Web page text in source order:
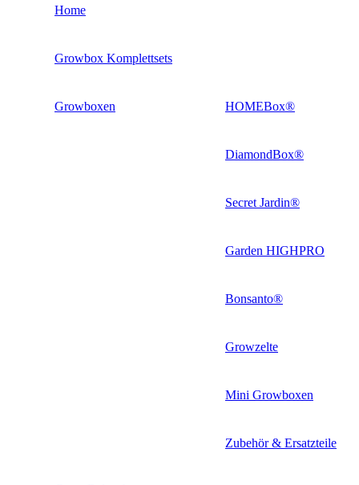
Home
Growbox Komplettsets
Growboxen HOMEBox®
DiamondBox®
Secret Jardin®
Garden HIGHPRO
Bonsanto®
Growzelte
Mini Growboxen
Zubehör & Ersatzteile